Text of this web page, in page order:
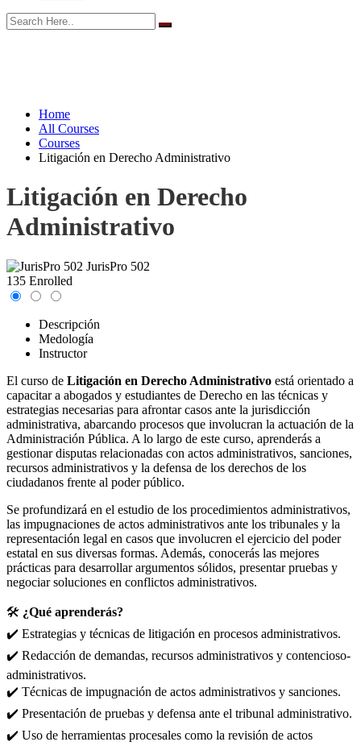
Home
All Courses
Courses
Litigación en Derecho Administrativo
Litigación en Derecho
Administrativo
JurisPro 502
135 Enrolled
Descripción
Medología
Instructor
El curso de Litigación en Derecho Administrativo está orientado a
capacitar a abogados y estudiantes de Derecho en las técnicas y
estrategias necesarias para afrontar casos ante la jurisdicción
administrativa, abarcando procesos que involucran la actuación de la
Administración Pública. A lo largo de este curso, aprenderás a
gestionar disputas relacionadas con actos administrativos, sanciones,
recursos administrativos y la defensa de los derechos de los
ciudadanos frente al poder público.
Se profundizará en el estudio de los procedimientos administrativos,
las impugnaciones de actos administrativos ante los tribunales y la
representación legal en casos que involucren el ejercicio del poder
estatal en sus diversas formas. Además, conocerás las mejores
prácticas para desarrollar argumentos sólidos, presentar pruebas y
negociar soluciones en conflictos administrativos.
🛠️ ¿Qué aprenderás?
✔️ Estrategias y técnicas de litigación en procesos administrativos.
✔️ Redacción de demandas, recursos administrativos y contencioso-
administrativos.
✔️ Técnicas de impugnación de actos administrativos y sanciones.
✔️ Presentación de pruebas y defensa ante el tribunal administrativo.
✔️ Uso de herramientas procesales como la revisión de actos